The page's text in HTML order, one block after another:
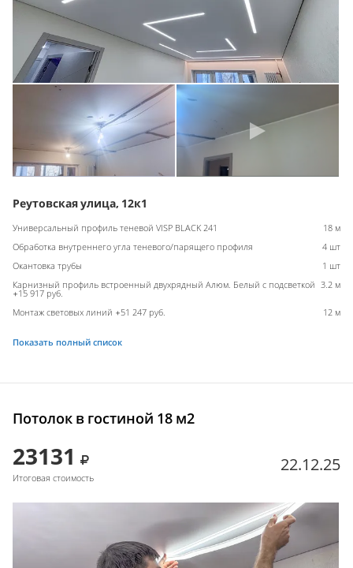
Реутовская улица, 12к1
Универсальный профиль теневой VISP BLACK 241
18 м
Обработка внутреннего угла теневого/парящего профиля
4 шт
Окантовка трубы
1 шт
Карнизный профиль встроенный двухрядный Алюм. Белый с подсветкой
+15 917 руб.
3.2 м
Монтаж световых линий +51 247 руб. 12 м
Показать полный список
Потолок в гостиной 18 м2
23131
Итоговая стоимость
22.12.25